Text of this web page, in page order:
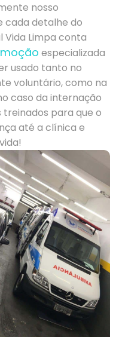
nosso
cada detalhe do
Vida Limpa conta
especializada
usado tanto no
voluntário, como na
caso da internação
treinados para que o
até a clínica e